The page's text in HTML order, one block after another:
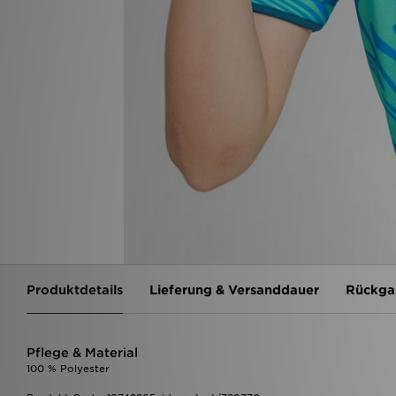
Produktdetails Lieferung & Versanddauer
Pflege & Material
100 % Polyester